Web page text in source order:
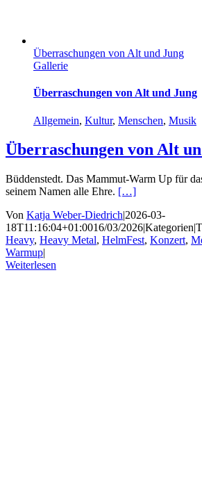
Überraschungen von Alt und Jung
Gallerie
Überraschungen von Alt und Jung
Allgemein, Kultur, Menschen, Musik
Überraschungen von Alt
Büddenstedt. Das Mammut-Warm Up für
seinem Namen alle Ehre. […]
Von Katja Weber-Diedrich|2026-03-
18T11:16:04+01:0016/03/2026|Kategorien|
Heavy, Heavy Metal, HelmFest, Konzert,
Warmup|
Weiterlesen